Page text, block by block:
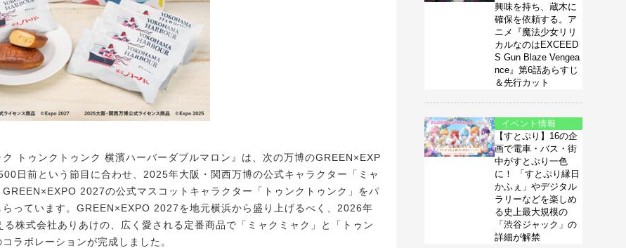
トゥンクトゥンク 横濱ハーバーダブルマロン』は、次の万博のGREEN×EXP
日前という節目に合わせ、2025年大阪・関西万博の公式キャラクター「ミャ
GREEN×EXPO 2027の公式マスコットキャラクター「トゥンクトゥンク」をパ
らっています。GREEN×EXPO 2027を地元横浜から盛り上げるべく、2026年
る株式会社ありあけの、広く愛される定番商品で「ミャクミャク」と「トゥン
ラボレーションが完成しました。
興味を持ち、蔵木に
確保を依頼する。ア
ニメ『魔法少女リリ
カルなのはEXCEED
S Gun Blaze Vengea
nce』第6話あらすじ
＆先行カット
イベント情報
【すとぷり】16の企
画で電車・バス・街
中がすとぷり一色
に！ 「すとぷり縁日
かふぇ」やデジタル
ラリーなどを楽しめ
る史上最大規模の
「渋谷ジャック」の
詳細が解禁